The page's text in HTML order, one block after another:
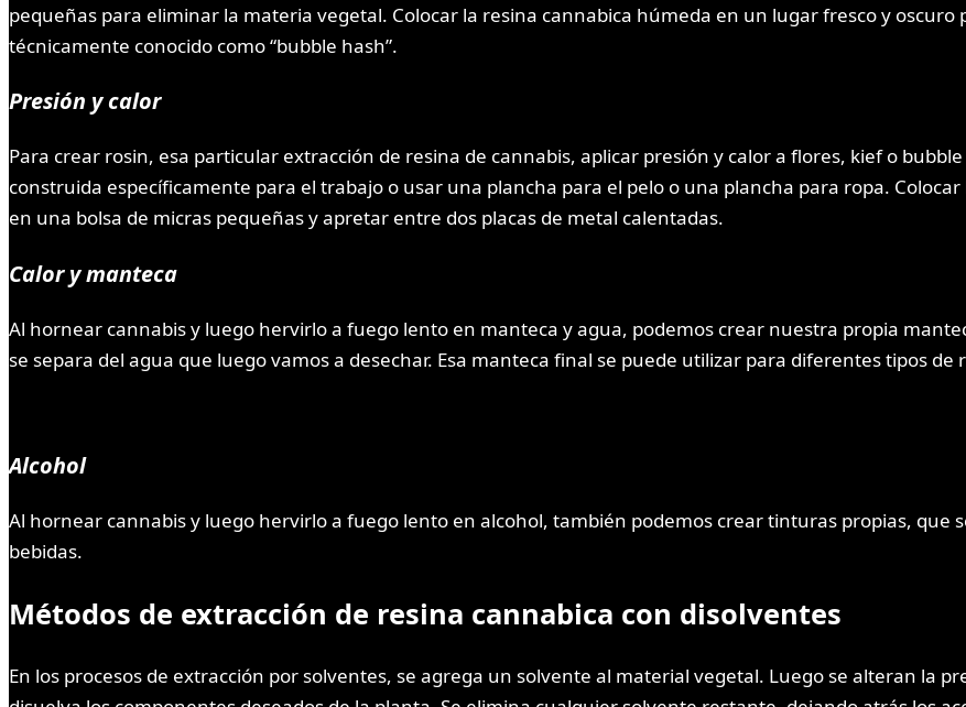
pequeñas para eliminar la materia vegetal. Colocar la resina cannabica húmeda en un lugar fresco y
técnicamente conocido como “bubble hash”.
Presión y calor
Para crear rosin, esa particular extracción de resina de cannabis, aplicar presión y calor a flores, kief o
construida específicamente para el trabajo o usar una plancha para el pelo o una plancha para ropa.
en una bolsa de micras pequeñas y apretar entre dos placas de metal calentadas.
Calor y manteca
Al hornear cannabis y lueg​​o hervirlo a fuego lento en manteca y agua, podemos crear nuestra propia
se separa del agua que luego vamos a desechar. Esa manteca final se puede utilizar para diferentes tipos de
Alcohol
Al hornear cannabis y luego hervirlo a fuego lento en alcohol, también podemos crear tinturas propias, que
bebidas.
Métodos de extracción de resina cannabica con disolventes
En los procesos de extracción por solventes, se agrega un solvente al material vegetal. Luego se alteran la